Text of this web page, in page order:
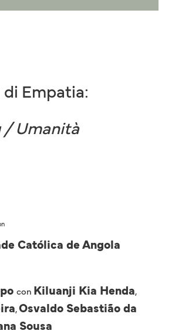
di Empatia:
/ Umanità
Católica de Angola
con Kiluanji Kia Henda,
,Osvaldo Sebastião da
Sousa